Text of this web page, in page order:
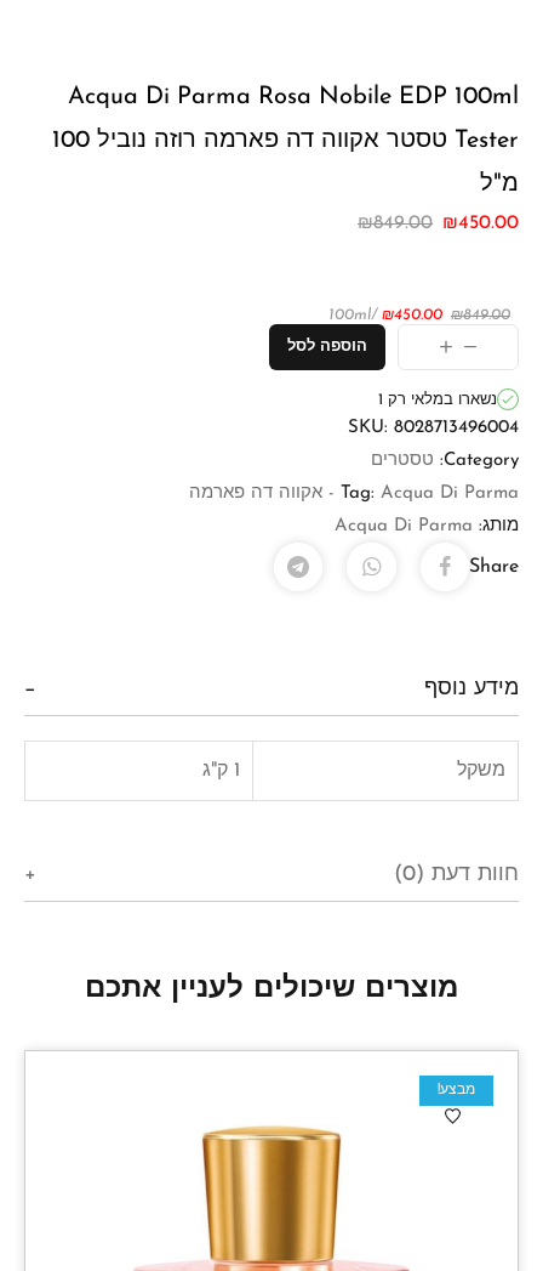
Acqua Di Parma Rosa Nobile EDP 100ml
Tester טסטר אקווה דה פארמה רוזה נוביל 100
מ"ל
₪849.00 ₪450.00
₪849.00
₪450.00
/100ml
הוספה לסל
נשארו במלאי רק 1
SKU: 8028713496004
Category:
טסטרים
Tag: Acqua Di Parma - אקווה דה פארמה
מותג: Acqua Di Parma
Share
מידע נוסף
משקל 1 ק"ג
חוות דעת (0)
מוצרים שיכולים לעניין אתכם
מבצע!